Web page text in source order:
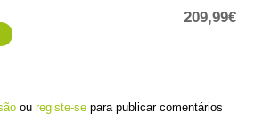
209,99€
Touch 25
ouregiste-se para publicar comentários